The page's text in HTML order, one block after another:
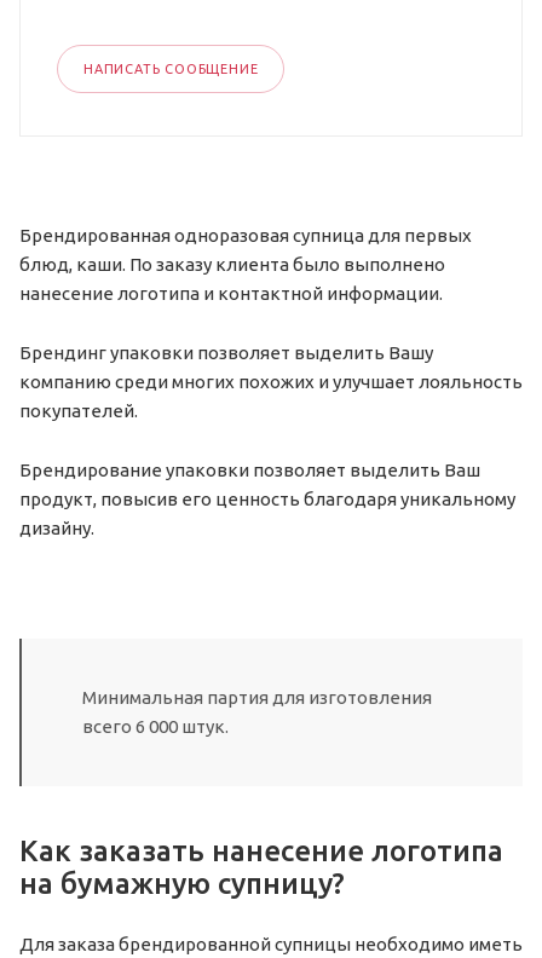
НАПИСАТЬ СООБЩЕНИЕ
Брендированная одноразовая супница для первых
блюд, каши. По заказу клиента было выполнено
нанесение логотипа и контактной информации.
Брендинг упаковки позволяет выделить Вашу
компанию среди многих похожих и улучшает лояльность
покупателей.
Брендирование упаковки позволяет выделить Ваш
продукт, повысив его ценность благодаря уникальному
дизайну.
Минимальная партия для изготовления
всего 6 000 штук.
Как заказать нанесение логотипа
на бумажную супницу?
Для заказа брендированной супницы необходимо иметь